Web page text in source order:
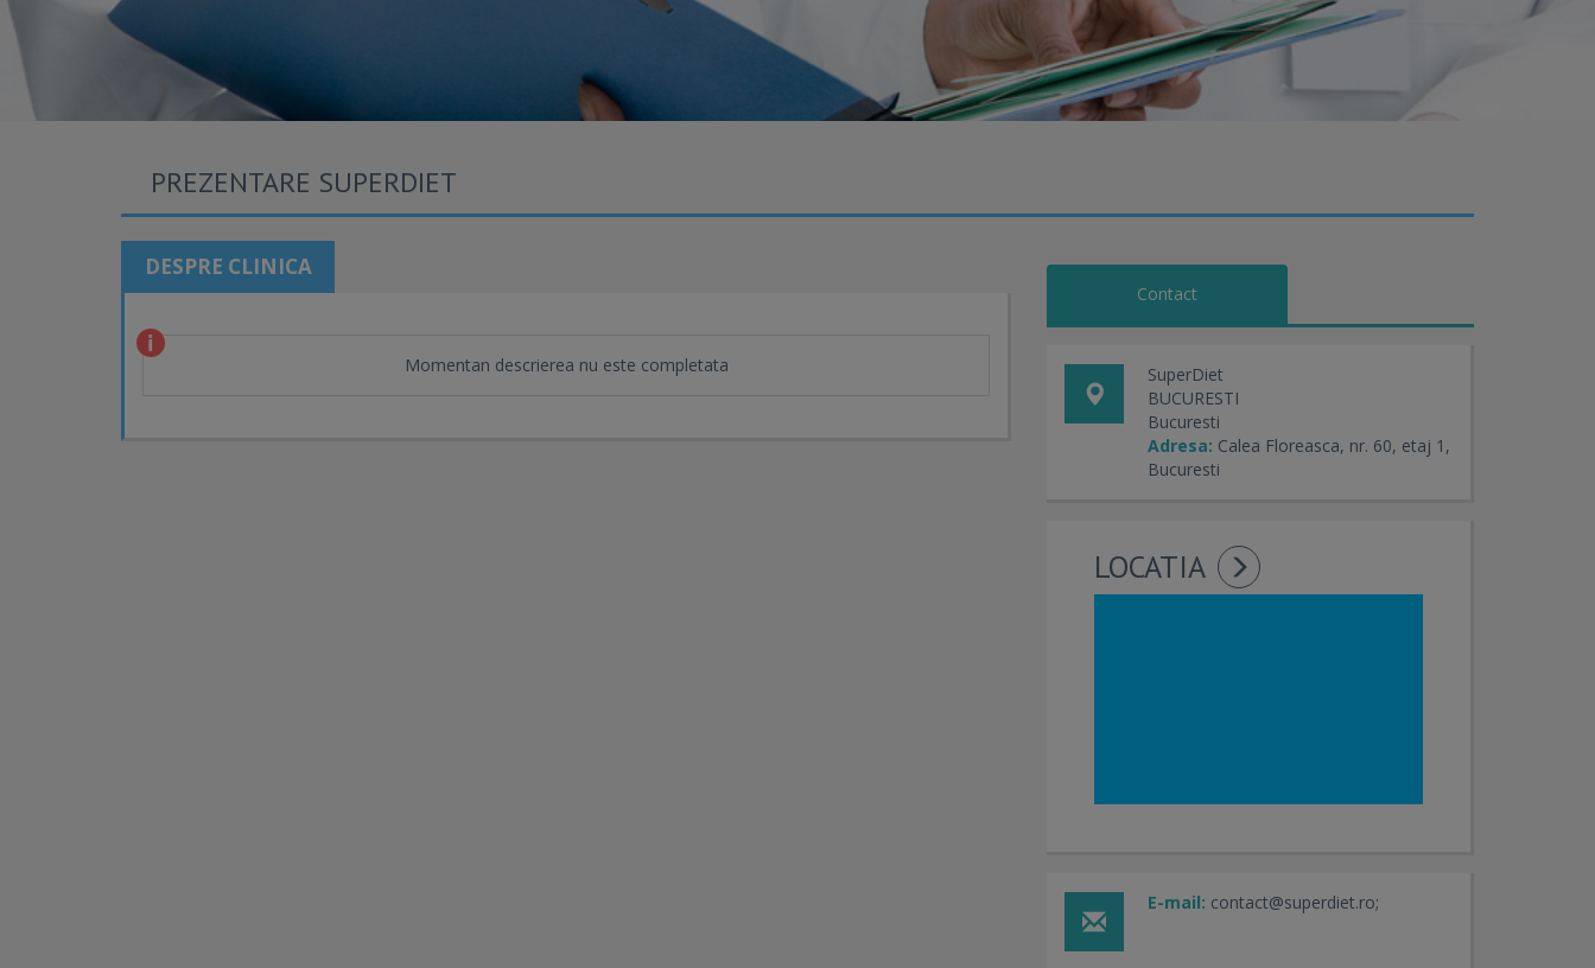
PREZENTARE SUPERDIET
DESPRE CLINICA
Momentan descrierea nu este completata
Contact
SuperDiet
BUCURESTI
Bucuresti
Adresa: Calea Floreasca, nr. 60, etaj 1,
Bucuresti
LOCATIA
E-mail: contact@superdiet.ro;